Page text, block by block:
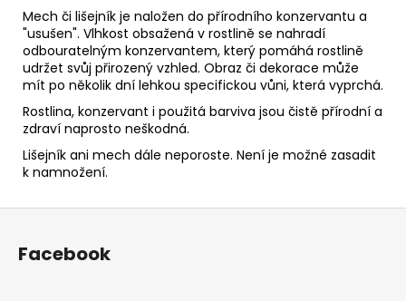
Mech či lišejník je naložen do přírodního konzervantu a
"usušen". Vlhkost obsažená v rostlině se nahradí
odbouratelným konzervantem, který pomáhá rostlině
udržet svůj přirozený vzhled. Obraz či dekorace může
mít po několik dní lehkou specifickou vůni, která vyprchá.
Rostlina, konzervant i použitá barviva jsou čistě přírodní a
zdraví naprosto neškodná.
Lišejník ani mech dále neporoste. Není je možné zasadit
k namnožení.
Z
Facebook